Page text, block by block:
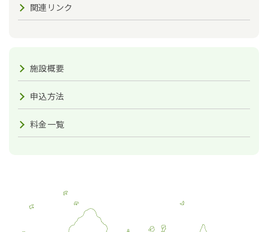
関連リンク
施設概要
申込方法
料金一覧